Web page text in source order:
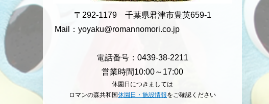
〒292-1179 千葉県君津市豊英659-1
Mail： yoyaku@romannomori.co.jp
電話番号：0439-38-2211
営業時間10:00～17:00
休園日につきましては
ロマンの森共和国休園日・施設情報をご確認ください